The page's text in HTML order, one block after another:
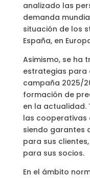
analizado las
demanda
situación de los
España, en
Asimismo, se ha
estrategias para
campaña 2025/
formación de
en la actualidad.
las cooperativas
siendo garantes
para sus
para sus socios.
En el ámbito